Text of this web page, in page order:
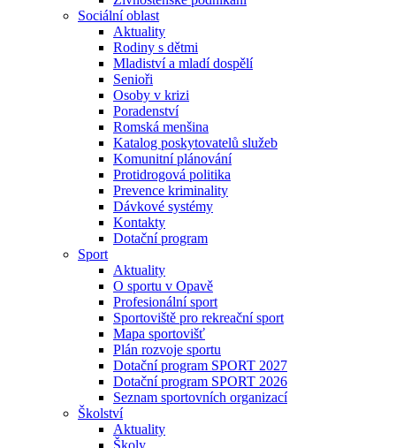
Sociální oblast
Aktuality
Rodiny s dětmi
Mladiství a mladí dospělí
Senioři
Osoby v krizi
Poradenství
Romská menšina
Katalog poskytovatelů služeb
Komunitní plánování
Protidrogová politika
Prevence kriminality
Dávkové systémy
Kontakty
Dotační program
Sport
Aktuality
O sportu v Opavě
Profesionální sport
Sportoviště pro rekreační sport
Mapa sportovišť
Plán rozvoje sportu
Dotační program SPORT 2027
Dotační program SPORT 2026
Seznam sportovních organizací
Školství
Aktuality